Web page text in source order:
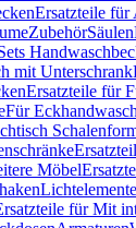
Ersatzteile für
ZubehörSäulen
mit Unterschrank
Ersatzteile für
Für
Möbel
Lichtelemente
für Mit